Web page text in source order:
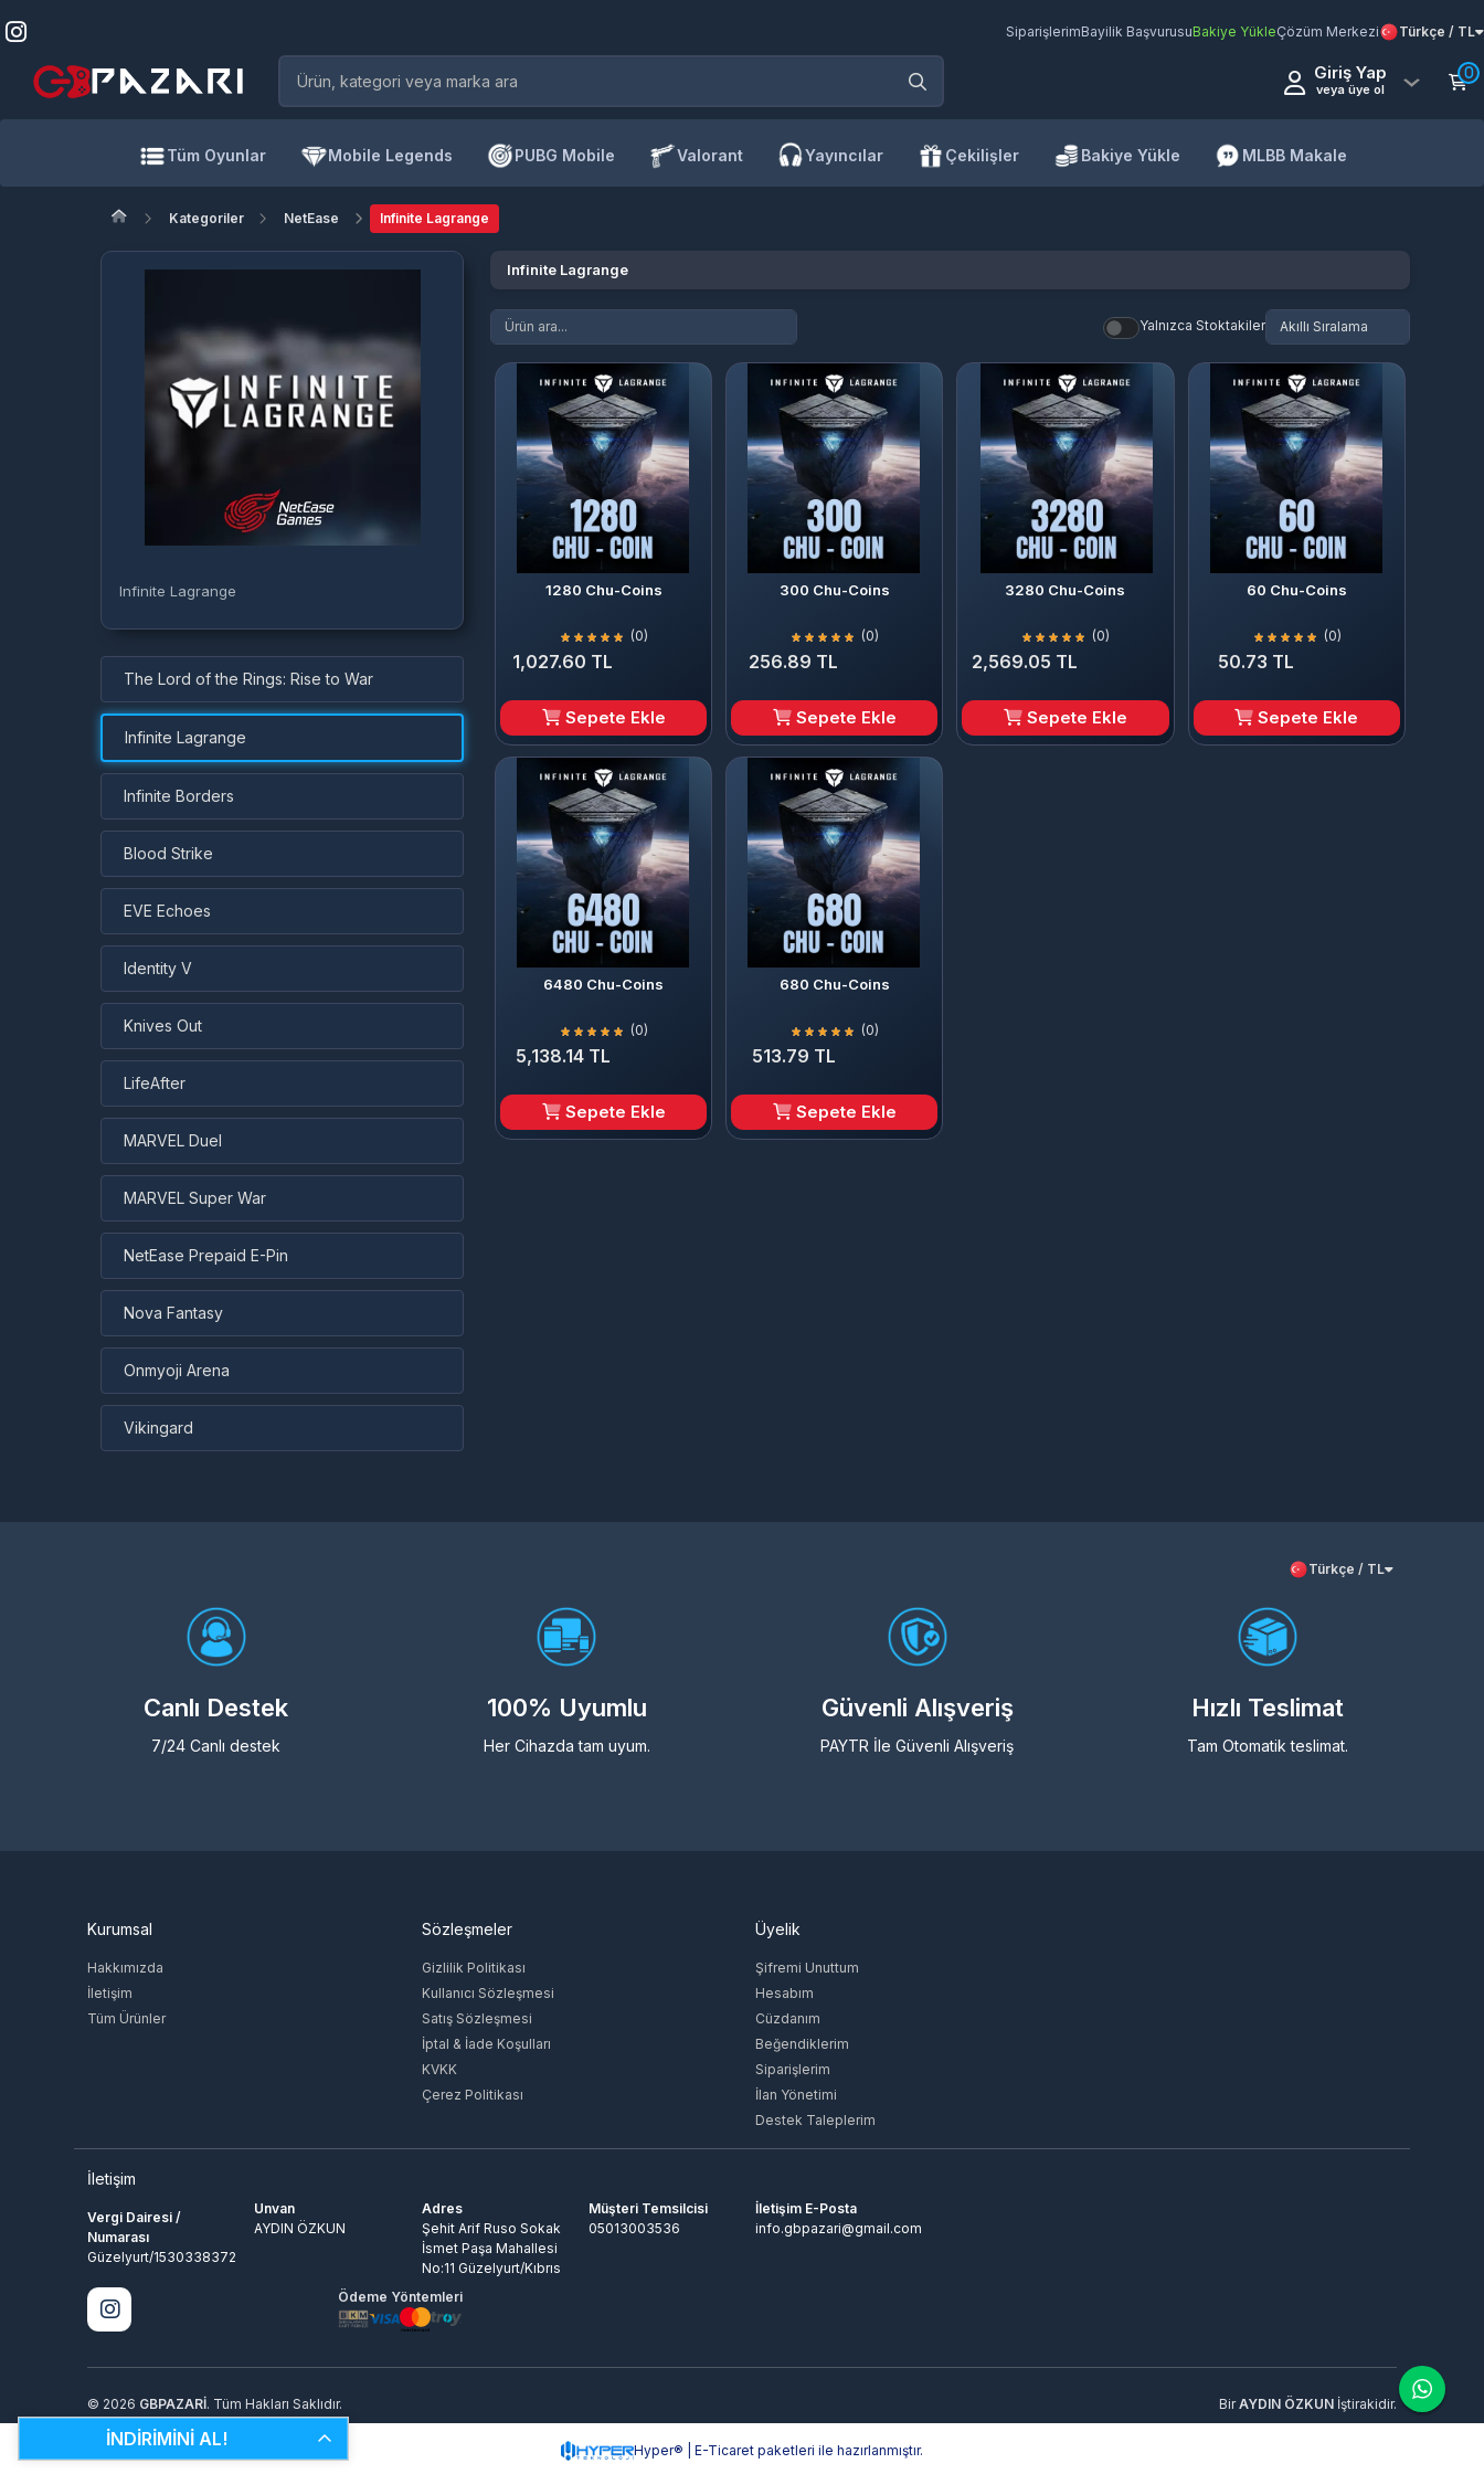
SiparişlerimBayilik BaşvurusuBakiye YükleÇözüm Merkezi Türkçe / TL
Giriş Yap
veya üye ol
0
Tüm Oyunlar Mobile Legends PUBG Mobile Valorant Yayıncılar Çekilişler Bakiye Yükle MLBB Makale
Kategoriler NetEase Infinite Lagrange
Infinite Lagrange
The Lord of the Rings: Rise to War
Infinite Lagrange
Infinite Borders
Blood Strike
EVE Echoes
Identity V
Knives Out
LifeAfter
MARVEL Duel
MARVEL Super War
NetEase Prepaid E-Pin
Nova Fantasy
Onmyoji Arena
Vikingard
Infinite Lagrange
Yalnızca Stoktakiler
1280 Chu-Coins
(0)
1,027.60 TL
Sepete Ekle
300 Chu-Coins
(0)
256.89 TL
Sepete Ekle
3280 Chu-Coins
(0)
2,569.05 TL
Sepete Ekle
60 Chu-Coins
(0)
50.73 TL
Sepete Ekle
6480 Chu-Coins
(0)
5,138.14 TL
Sepete Ekle
680 Chu-Coins
(0)
513.79 TL
Sepete Ekle
İNDİRİMİNİ AL!
Türkçe / TL
Canlı Destek
7/24 Canlı destek
100% Uyumlu
Her Cihazda tam uyum.
Güvenli Alışveriş
PAYTR İle Güvenli Alışveriş
Hızlı Teslimat
Tam Otomatik teslimat.
Kurumsal
Hakkımızda
İletişim
Tüm Ürünler
Sözleşmeler
Gizlilik Politikası
Kullanıcı Sözleşmesi
Satış Sözleşmesi
İptal & İade Koşulları
KVKK
Çerez Politikası
Üyelik
Şifremi Unuttum
Hesabım
Cüzdanım
Beğendiklerim
Siparişlerim
İlan Yönetimi
Destek Taleplerim
İletişim
Vergi Dairesi /
Numarası
Güzelyurt/1530338372
Unvan
AYDIN ÖZKUN
Adres
Şehit Arif Ruso Sokak
İsmet Paşa Mahallesi
No:11 Güzelyurt/Kıbrıs
Müşteri Temsilcisi
05013003536
İletişim E-Posta
info.gbpazari@gmail.com
Ödeme Yöntemleri
© 2026 GBPAZARİ. Tüm Hakları Saklıdır. BirAYDIN ÖZKUNİştirakidir.
Hyper® | E-Ticaret paketleri ile hazırlanmıştır.